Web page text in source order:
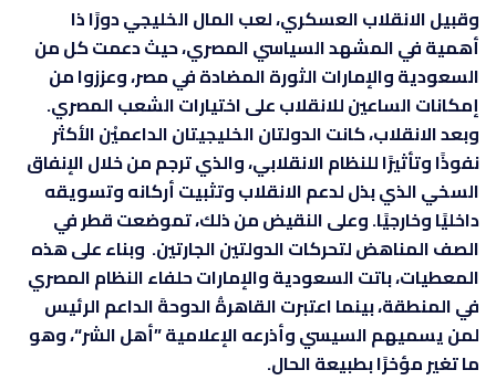
وقبيل الانقلاب العسكري، لعب المال الخليجي دورًا ذا
أهمية في المشهد السياسي المصري، حيث دعمت كل من
السعودية والإمارات الثورة المضادة في مصر، وعززوا من
إمكانات الساعين للانقلاب على اختيارات الشعب المصري.
وبعد الانقلاب، كانت الدولتان الخليجيتان الداعميْن الأكثر
نفوذًا وتأثيرًا للنظام الانقلابي، والذي ترجم من خلال الإنفاق
السخي الذي بذل لدعم الانقلاب وتثبيت أركانه وتسويقه
داخليًا وخارجيًا. وعلى النقيض من ذلك، تموضعت قطر في
الصف المناهض لتحركات الدولتين الجارتين. وبناء على هذه
المعطيات، باتت السعودية والإمارات حلفاء النظام المصري
في المنطقة، بينما اعتبرت القاهرةُ الدوحةَ الداعم الرئيس
لمن يسميهم السيسي وأذرعه الإعلامية ”أهل الشر“، وهو
ما تغير مؤخرًا بطبيعة الحال.